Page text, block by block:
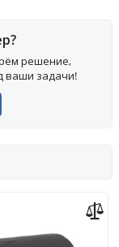
решение,
ваши задачи!